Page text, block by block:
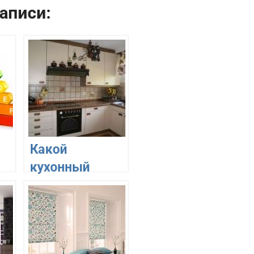
Какой
кухонный
фартук лучше:
выбор цвета и
материала